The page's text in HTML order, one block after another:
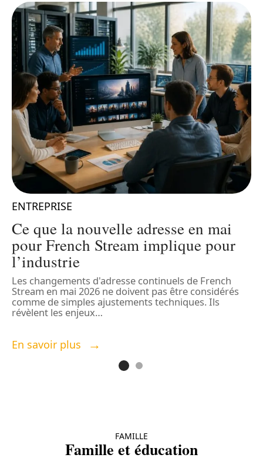
ENTREPRISE
Ce que la nouvelle adresse en mai
pour French Stream implique pour
l’industrie
Les changements d'adresse continuels de French
Stream en mai 2026 ne doivent pas être considérés
comme de simples ajustements techniques. Ils
révèlent les enjeux…
En savoir plus
FAMILLE
Famille et éducation